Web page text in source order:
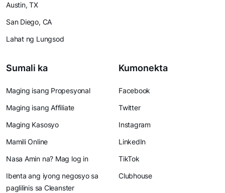
Austin, TX
San Diego, CA
Lahat ng Lungsod
Sumali ka
Maging isang Propesyonal
Maging isang Affiliate
Maging Kasosyo
Mamili Online
Nasa Amin na? Mag log in
Ibenta ang iyong negosyo sa
paglilinis sa Cleanster
Kumonekta
Facebook
Twitter
Instagram
LinkedIn
TikTok
Clubhouse